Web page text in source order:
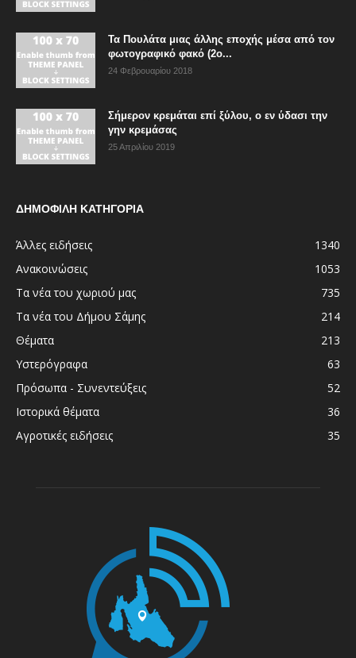
Τα Πουλάτα μιας άλλης εποχής μέσα από τον
φωτογραφικό φακό (2ο...
24 Φεβρουαρίου 2018
Σήμερον κρεμάται επί ξύλου, ο εν ύδασι την
γην κρεμάσας
25 Απριλίου 2019
ΔΗΜΟΦΙΛΗ ΚΑΤΗΓΟΡΙΑ
Άλλες ειδήσεις
1340
Ανακοινώσεις
1053
Τα νέα του χωριού μας
735
Τα νέα του Δήμου Σάμης
214
Θέματα
213
Υστερόγραφα
63
Πρόσωπα - Συνεντεύξεις
52
Ιστορικά θέματα
36
Αγροτικές ειδήσεις
35